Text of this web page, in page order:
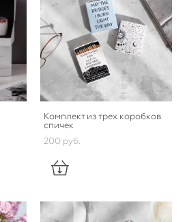
Комплект из трех коробков
спичек
200 pуб.